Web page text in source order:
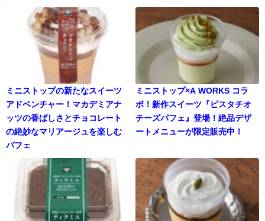
ミニストップの新たなスイーツ
アドベンチャー！マカデミアナ
ッツの香ばしさとチョコレート
の絶妙なマリアージュを楽しむ
パフェ
ミニストップ×A WORKS コラ
ボ！新作スイーツ『ピスタチオ
チーズパフェ』登場！絶品デザ
ートメニューが限定販売中！